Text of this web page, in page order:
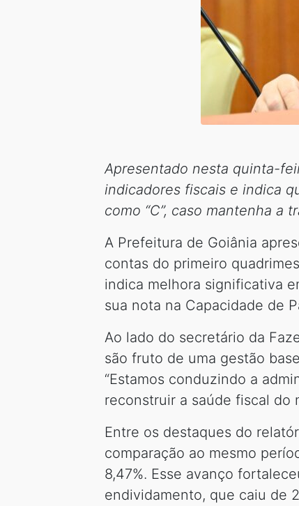
Apresentado nesta quinta-
indicadores fiscais e indica
como “C”, caso mantenha a
A Prefeitura de Goiânia
contas do primeiro
indica melhora significativa
sua nota na Capacidade de
Ao lado do secretário da
são fruto de uma gestão
“Estamos conduzindo a
reconstruir a saúde fiscal do
Entre os destaques do
comparação ao mesmo
8,47%. Esse avanço
endividamento, que caiu de